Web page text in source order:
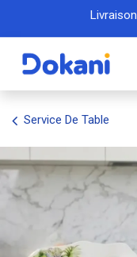
Se rendre au contenu
Livraison
Service De Table